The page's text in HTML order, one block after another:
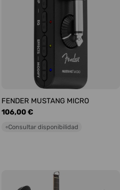
FENDER MUSTANG MICRO
Precio
habitual
106,00 €
○Consultar disponibilidad